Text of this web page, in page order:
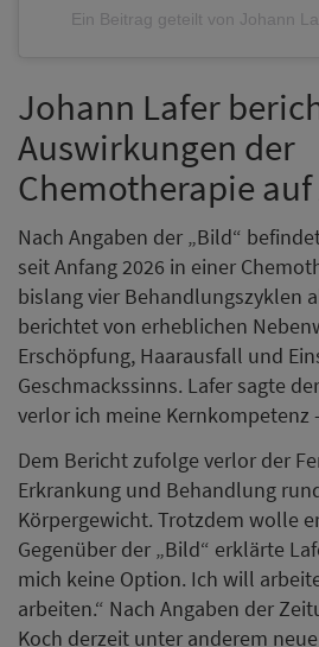
Ein Beitrag geteilt von Johann
Johann Lafer
Auswirkungen der
Chemotherapie
Nach Angaben der „Bild“
seit Anfang 2026 in einer
bislang vier Behandlungszyklen
berichtet von erheblichen
Erschöpfung, Haarausfall und
Geschmackssinns. Lafer sagte
verlor ich meine Kernkompetenz
Dem Bericht zufolge verlor der
Erkrankung und Behandlung
Körpergewicht. Trotzdem wolle
Gegenüber der „Bild“ erklärte
mich keine Option. Ich will
arbeiten.“ Nach Angaben der
Koch derzeit unter anderem